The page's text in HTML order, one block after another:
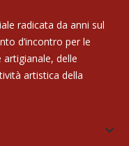
radicata da anni sul
d’incontro per le
delle
artistica della
keyboard_arrow_down